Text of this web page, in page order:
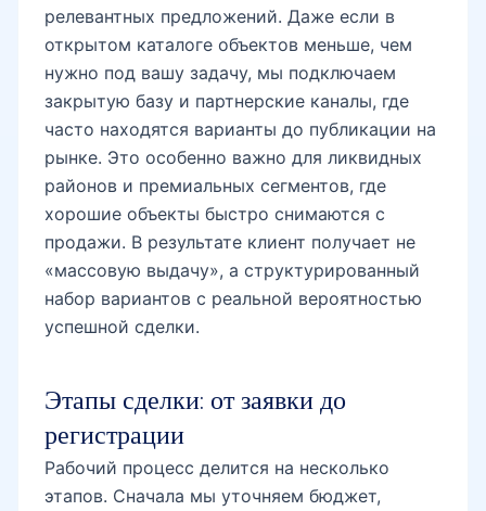
релевантных предложений. Даже если в
открытом каталоге объектов меньше, чем
нужно под вашу задачу, мы подключаем
закрытую базу и партнерские каналы, где
часто находятся варианты до публикации на
рынке. Это особенно важно для ликвидных
районов и премиальных сегментов, где
хорошие объекты быстро снимаются с
продажи. В результате клиент получает не
«массовую выдачу», а структурированный
набор вариантов с реальной вероятностью
успешной сделки.
Этапы сделки: от заявки до
регистрации
Рабочий процесс делится на несколько
этапов. Сначала мы уточняем бюджет,